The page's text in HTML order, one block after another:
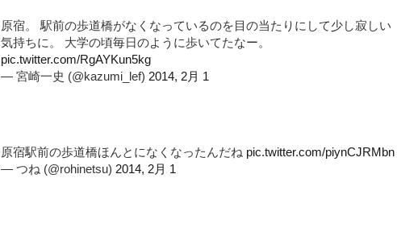
原宿。 駅前の歩道橋がなくなっているのを目の当たりにして少し寂しい
気持ちに。 大学の頃毎日のように歩いてたなー。
pic.twitter.com/RgAYKun5kg
— 宮崎一史 (@kazumi_lef) 2014, 2月 1
原宿駅前の歩道橋ほんとになくなったんだね pic.twitter.com/piynCJRMbn
— つね (@rohinetsu) 2014, 2月 1